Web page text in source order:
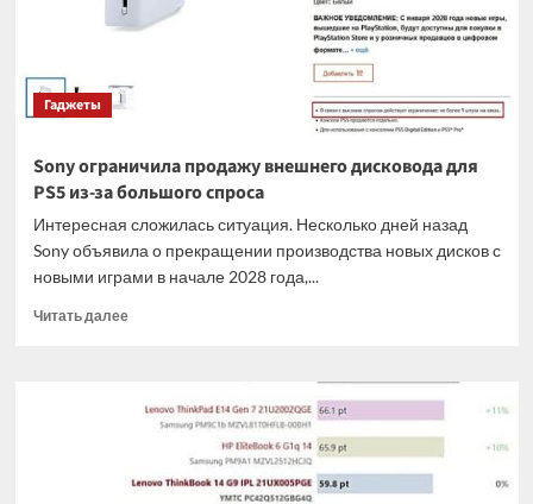
18
увеличенным
Гаджеты
Sony ограничила продажу внешнего дисковода для
PS5 из-за большого спроса
Интересная сложилась ситуация. Несколько дней назад
Sony объявила о прекращении производства новых дисков с
новыми играми в начале 2028 года,...
Читать далееПрочитать
ограничила
продажу
дисковода
для